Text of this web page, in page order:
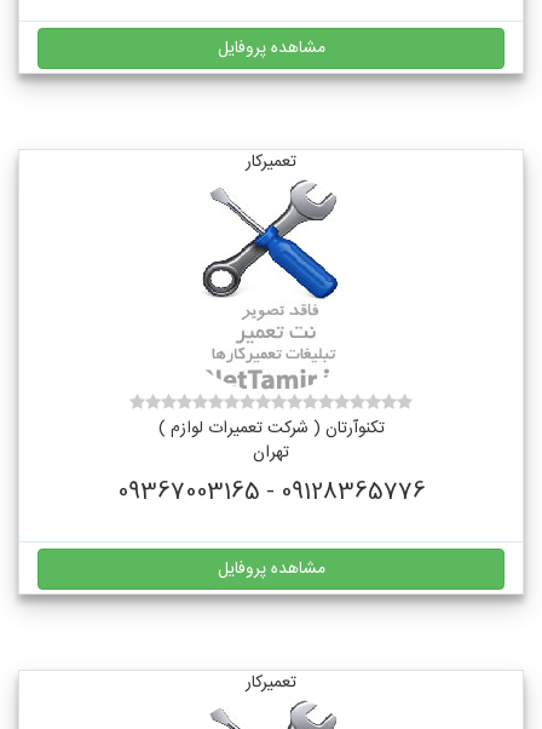
مشاهده پروفایل
تعمیرکار
تکنوآرتان ( شرکت تعمیرات لوازم )
تهران
09128365776 - 09367003165
مشاهده پروفایل
تعمیرکار